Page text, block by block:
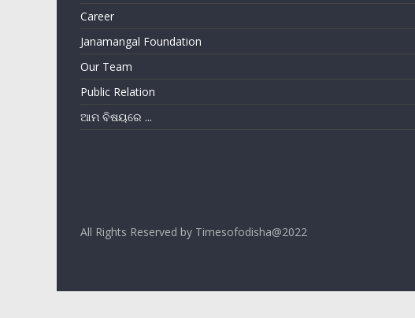
Career
Janamangal Foundation
Our Team
Public Relation
ଆମ ବିଷୟରେ ...
All Rights Reserved by Timesofodisha@2022